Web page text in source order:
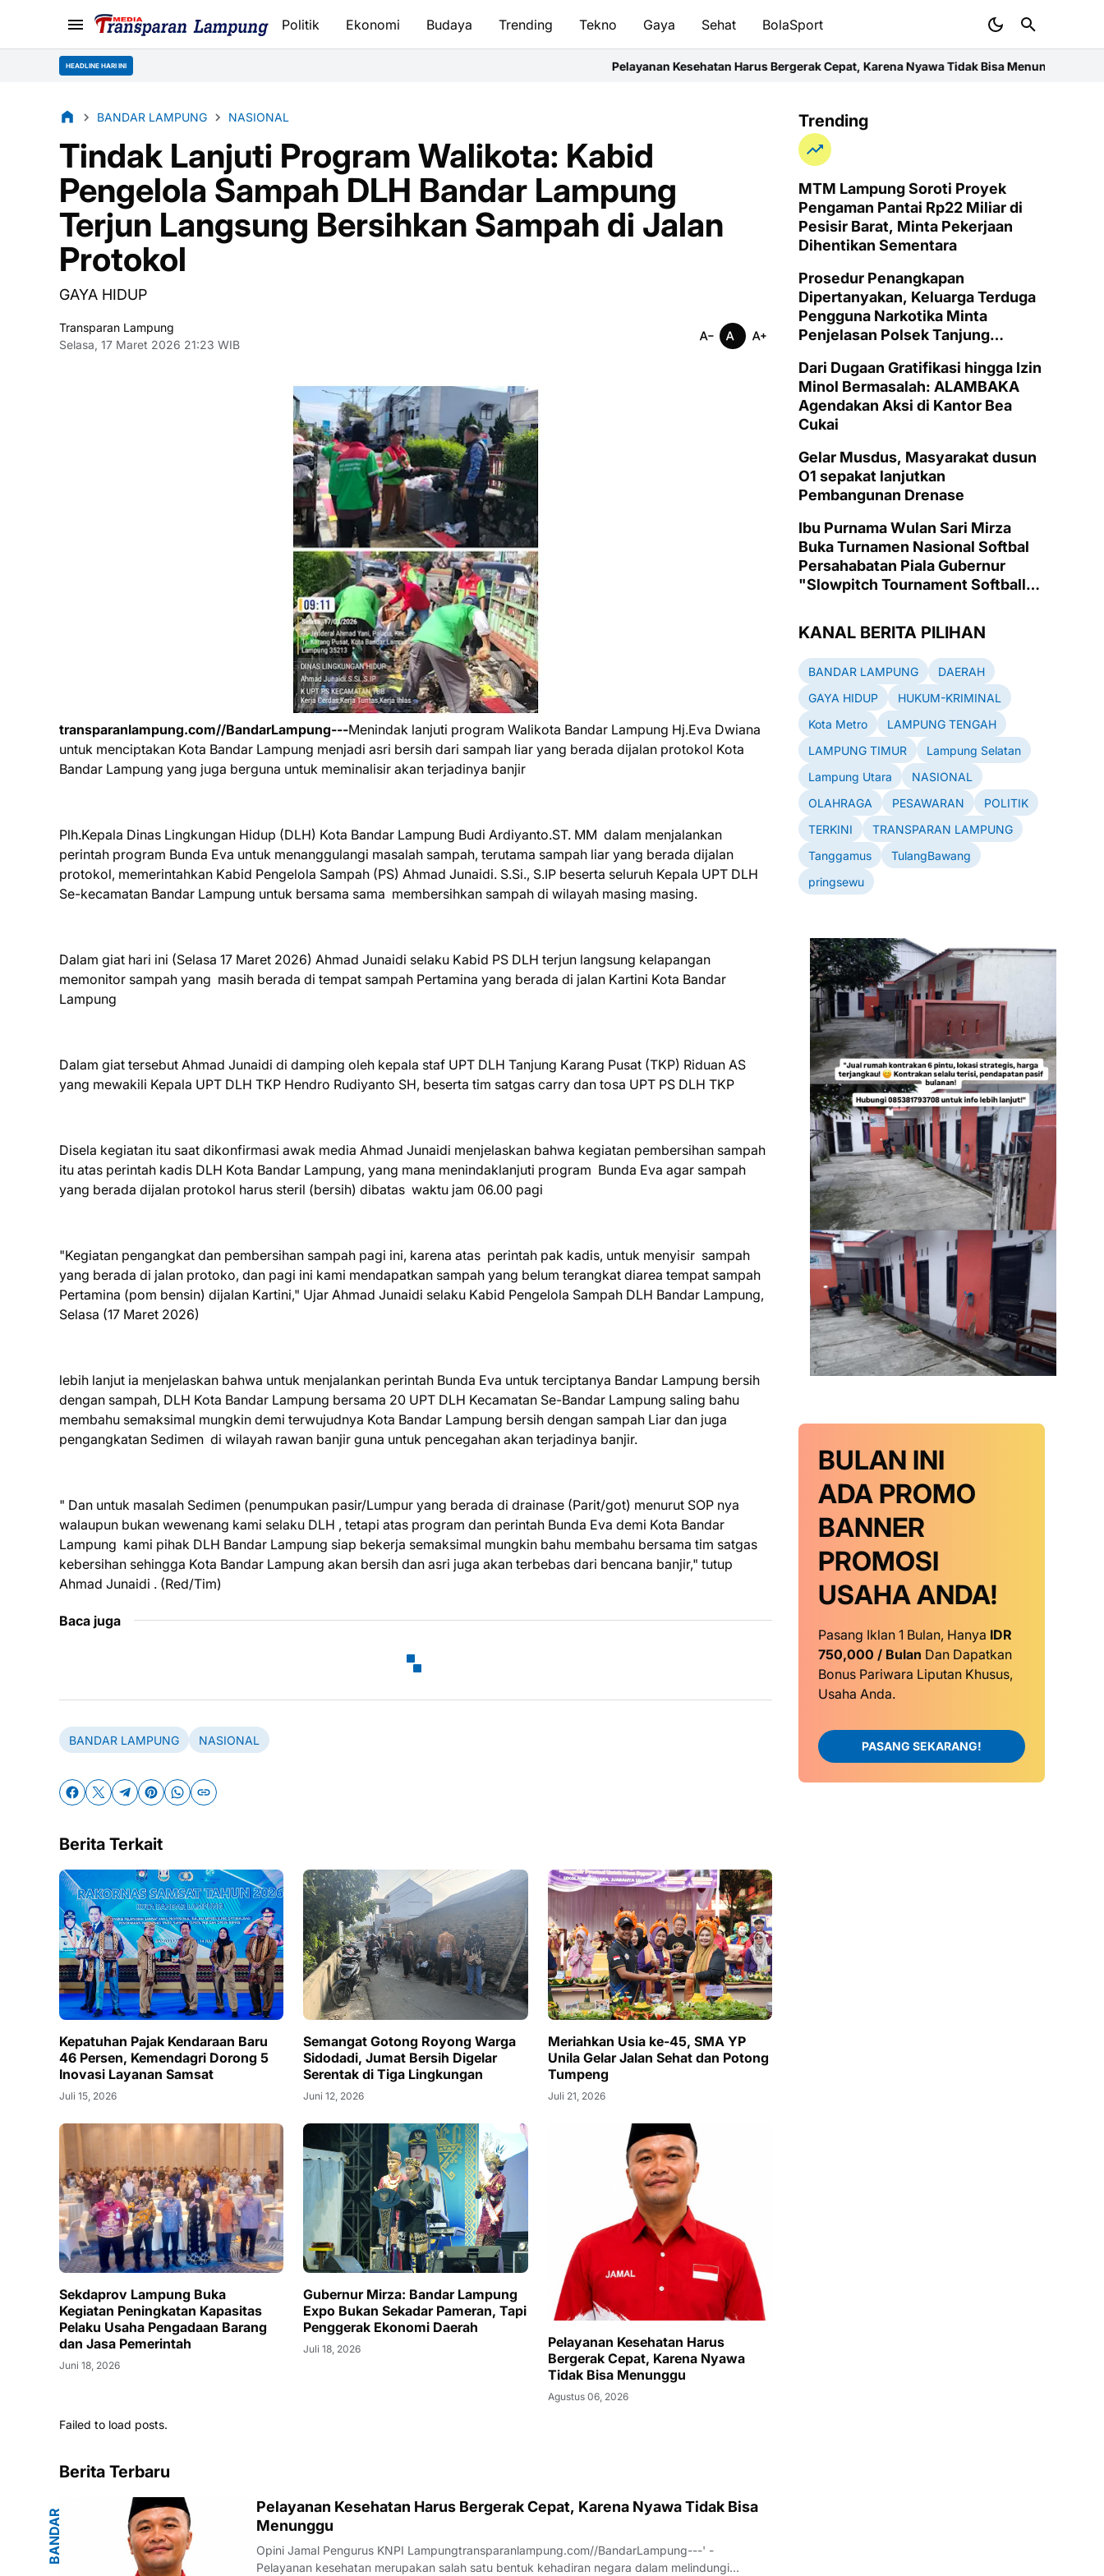
Politik Ekonomi Budaya Trending Tekno Gaya Sehat BolaSport
HEADLINE HARI INI Pelayanan Kesehatan Harus Bergerak Cepat, Karena Nyawa Tidak Bisa MenungguWujud Kepedulian dan
BANDAR LAMPUNG NASIONAL
Tindak Lanjuti Program Walikota: Kabid
Pengelola Sampah DLH Bandar Lampung
Terjun Langsung Bersihkan Sampah di Jalan
Protokol
GAYA HIDUP
Transparan Lampung
Selasa, 17 Maret 2026 21:23 WIB
transparanlampung.com//BandarLampung---Menindak lanjuti program Walikota Bandar Lampung Hj.Eva Dwiana
untuk menciptakan Kota Bandar Lampung menjadi asri bersih dari sampah liar yang berada dijalan protokol Kota
Bandar Lampung yang juga berguna untuk meminalisir akan terjadinya banjir
Plh.Kepala Dinas Lingkungan Hidup (DLH) Kota Bandar Lampung Budi Ardiyanto.ST. MM dalam menjalankan
perintah program Bunda Eva untuk menanggulangi masalah sampah, terutama sampah liar yang berada dijalan
protokol, memerintahkan Kabid Pengelola Sampah (PS) Ahmad Junaidi. S.Si., S.IP beserta seluruh Kepala UPT DLH
Se-kecamatan Bandar Lampung untuk bersama sama membersihkan sampah di wilayah masing masing.
Dalam giat hari ini (Selasa 17 Maret 2026) Ahmad Junaidi selaku Kabid PS DLH terjun langsung kelapangan
memonitor sampah yang masih berada di tempat sampah Pertamina yang berada di jalan Kartini Kota Bandar
Lampung
Dalam giat tersebut Ahmad Junaidi di damping oleh kepala staf UPT DLH Tanjung Karang Pusat (TKP) Riduan AS
yang mewakili Kepala UPT DLH TKP Hendro Rudiyanto SH, beserta tim satgas carry dan tosa UPT PS DLH TKP
Disela kegiatan itu saat dikonfirmasi awak media Ahmad Junaidi menjelaskan bahwa kegiatan pembersihan sampah
itu atas perintah kadis DLH Kota Bandar Lampung, yang mana menindaklanjuti program Bunda Eva agar sampah
yang berada dijalan protokol harus steril (bersih) dibatas waktu jam 06.00 pagi
"Kegiatan pengangkat dan pembersihan sampah pagi ini, karena atas perintah pak kadis, untuk menyisir sampah
yang berada di jalan protoko, dan pagi ini kami mendapatkan sampah yang belum terangkat diarea tempat sampah
Pertamina (pom bensin) dijalan Kartini," Ujar Ahmad Junaidi selaku Kabid Pengelola Sampah DLH Bandar Lampung,
Selasa (17 Maret 2026)
lebih lanjut ia menjelaskan bahwa untuk menjalankan perintah Bunda Eva untuk terciptanya Bandar Lampung bersih
dengan sampah, DLH Kota Bandar Lampung bersama 20 UPT DLH Kecamatan Se-Bandar Lampung saling bahu
membahu semaksimal mungkin demi terwujudnya Kota Bandar Lampung bersih dengan sampah Liar dan juga
pengangkatan Sedimen di wilayah rawan banjir guna untuk pencegahan akan terjadinya banjir.
" Dan untuk masalah Sedimen (penumpukan pasir/Lumpur yang berada di drainase (Parit/got) menurut SOP nya
walaupun bukan wewenang kami selaku DLH , tetapi atas program dan perintah Bunda Eva demi Kota Bandar
Lampung kami pihak DLH Bandar Lampung siap bekerja semaksimal mungkin bahu membahu bersama tim satgas
kebersihan sehingga Kota Bandar Lampung akan bersih dan asri juga akan terbebas dari bencana banjir," tutup
Ahmad Junaidi . (Red/Tim)
Baca juga
BANDAR LAMPUNG NASIONAL
Berita Terkait
Kepatuhan Pajak Kendaraan Baru
46 Persen, Kemendagri Dorong 5
Inovasi Layanan Samsat
Juli 15, 2026
Semangat Gotong Royong Warga
Sidodadi, Jumat Bersih Digelar
Serentak di Tiga Lingkungan
Juni 12, 2026
Meriahkan Usia ke-45, SMA YP
Unila Gelar Jalan Sehat dan Potong
Tumpeng
Juli 21, 2026
Sekdaprov Lampung Buka
Kegiatan Peningkatan Kapasitas
Pelaku Usaha Pengadaan Barang
dan Jasa Pemerintah
Juni 18, 2026
Gubernur Mirza: Bandar Lampung
Expo Bukan Sekadar Pameran, Tapi
Penggerak Ekonomi Daerah
Juli 18, 2026
Pelayanan Kesehatan Harus
Bergerak Cepat, Karena Nyawa
Tidak Bisa Menunggu
Agustus 06, 2026
Failed to load posts.
Berita Terbaru
B
A
N
D
A
R
L
A
M
P
U
N
Pelayanan Kesehatan Harus Bergerak Cepat, Karena Nyawa Tidak Bisa
Menunggu
Opini Jamal Pengurus KNPI Lampungtransparanlampung.com//BandarLampung---' -
Pelayanan kesehatan merupakan salah satu bentuk kehadiran negara dalam melindungi
Trending
MTM Lampung Soroti Proyek
Pengaman Pantai Rp22 Miliar di
Pesisir Barat, Minta Pekerjaan
Dihentikan Sementara
Prosedur Penangkapan
Dipertanyakan, Keluarga Terduga
Pengguna Narkotika Minta
Penjelasan Polsek Tanjung
Dari Dugaan Gratifikasi hingga Izin
Minol Bermasalah: ALAMBAKA
Agendakan Aksi di Kantor Bea
Cukai
Gelar Musdus, Masyarakat dusun
O1 sepakat lanjutkan
Pembangunan Drenase
Ibu Purnama Wulan Sari Mirza
Buka Turnamen Nasional Softbal
Persahabatan Piala Gubernur
"Slowpitch Tournament Softball
Way Halim, Bandarlampung
KANAL BERITA PILIHAN
BANDAR LAMPUNG
DAERAH
GAYA HIDUP
HUKUM-KRIMINAL
Kota Metro
LAMPUNG TENGAH
LAMPUNG TIMUR
Lampung Selatan
Lampung Utara
NASIONAL
OLAHRAGA
PESAWARAN
POLITIK
TERKINI
TRANSPARAN LAMPUNG
Tanggamus
TulangBawang
pringsewu
BULAN INI
ADA PROMO
BANNER
PROMOSI
USAHA ANDA!
Pasang Iklan 1 Bulan, Hanya IDR
750,000 / Bulan Dan Dapatkan
Bonus Pariwara Liputan Khusus,
Usaha Anda.
PASANG SEKARANG!